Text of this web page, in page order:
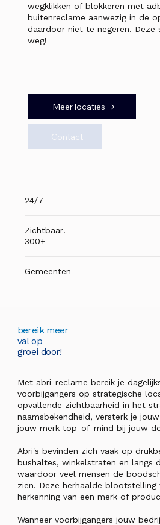
wegklikken of blokkeren met
buitenreclame aanwezig in de
daardoor niet te negeren. Deze
weg!
Meer locaties
Contact
24/7
Zichtbaar!
300+
Gemeenten
bereik meer
val op
groei door!
Met abri-reclame bereik je
voorbijgangers op strategische
opvallende zichtbaarheid in het
naamsbekendheid, versterk je
jouw merk top-of-mind bij jouw
Abri's bevinden zich vaak op
bushaltes, winkelstraten en langs
waardoor veel mensen de
zien. Deze herhaalde blootstelling
herkenning van een merk of
Wanneer voorbijgangers jouw